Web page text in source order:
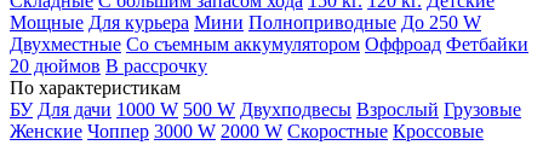
Мощные Для курьера Мини Полноприводные До 250 W
Двухместные Со съемным аккумулятором Оффроад Фетбайки
20 дюймов В рассрочку
По характеристикам
БУ Для дачи 1000 W 500 W Двухподвесы Взрослый Грузовые
Женские Чоппер 3000 W 2000 W Скоростные Кроссовые